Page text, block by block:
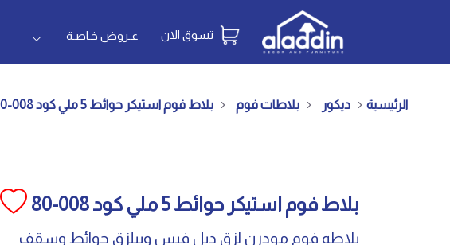
تسوق الان عـروض خـاصـة
الرئيسية ديكور بلاطات فوم بلاط فوم استيكر حوائط 5 ملي كود 008-80
بلاط فوم استيكر حوائط 5 ملي كود 008-80
بلاطه فوم مودرن لزق دبل فيس وبيلزق حوائط وسقف